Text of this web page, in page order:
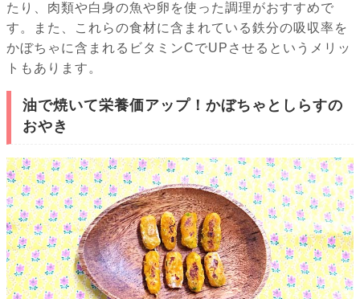
たり、肉類や白身の魚や卵を使った調理がおすすめで
す。また、これらの食材に含まれている鉄分の吸収率を
かぼちゃに含まれるビタミンCでUPさせるというメリッ
トもあります。
油で焼いて栄養価アップ！かぼちゃとしらすの
おやき